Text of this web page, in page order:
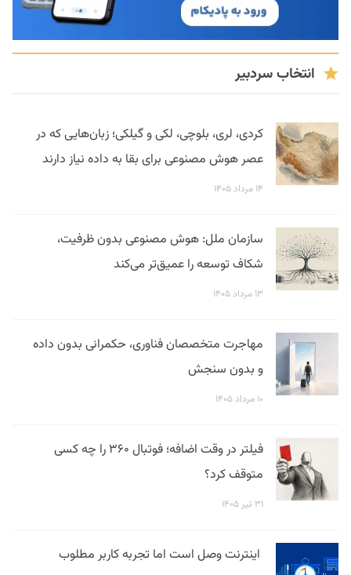
انتخاب سردبیر
کردی، لری، بلوچی، لکی و گیلکی؛ زبان‌هایی که در
عصر هوش مصنوعی برای بقا به داده نیاز دارند
۱۴ مرداد ۱۴۰۵
سازمان ملل: هوش مصنوعی بدون ظرفیت،
شکاف توسعه را عمیق‌تر می‌کند
۱۳ مرداد ۱۴۰۵
مهاجرت متخصصان فناوری، حکمرانی بدون داده
و بدون سنجش
۱۰ مرداد ۱۴۰۵
فیلتر در وقت اضافه؛ فوتبال ۳۶۰ را چه کسی
متوقف کرد؟
۳۱ تیر ۱۴۰۵
اینترنت وصل است اما تجربه کاربر مطلوب